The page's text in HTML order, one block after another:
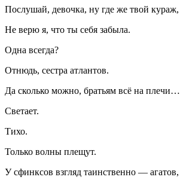
Послушай, девочка, ну где же твой кураж,
Не верю я, что ты себя забыла.
Одна всегда?
Отнюдь, сестра атлантов.
Да сколько можно, братьям всё на плечи…
Светает.
Тихо.
Только волны плещут.
У сфинксов взгляд таинственно — агатов,